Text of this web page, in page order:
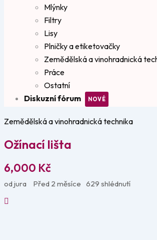
Mlýnky
Filtry
Lisy
Plničky a etiketovačky
Zemědělská a vinohradnická
Práce
Ostatní
Diskuzní fórum
Zemědělská a vinohradnická technika
Ožínací lišta
6,000 Kč
od jura Před 2 měsíce 629 shlédnutí